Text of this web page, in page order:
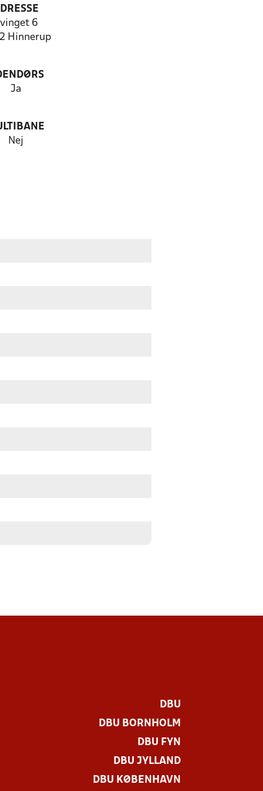
6
Hinnerup
Ja
Nej
DBU
DBU BORNHOLM
DBU FYN
DBU JYLLAND
DBU KØBENHAVN